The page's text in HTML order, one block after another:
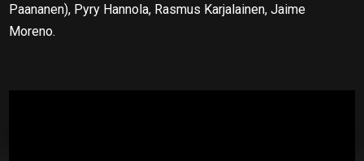
Paananen), Pyry Hannola, Rasmus Karjalainen, Jaime
Moreno.